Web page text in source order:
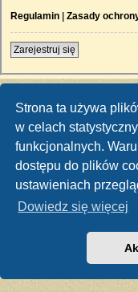
Strona ta używa
w celach
funkcjonalnych.
dostępu do plików
ustawieniach
Dowiedz się więcej
Regulamin | Zasady
Zarejestruj się
Technologię
Polski
Zasady